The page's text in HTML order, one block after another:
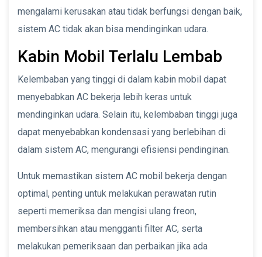
mengalami kerusakan atau tidak berfungsi dengan baik,
sistem AC tidak akan bisa mendinginkan udara.
Kabin Mobil Terlalu Lembab
Kelembaban yang tinggi di dalam kabin mobil dapat
menyebabkan AC bekerja lebih keras untuk
mendinginkan udara. Selain itu, kelembaban tinggi juga
dapat menyebabkan kondensasi yang berlebihan di
dalam sistem AC, mengurangi efisiensi pendinginan.
Untuk memastikan sistem AC mobil bekerja dengan
optimal, penting untuk melakukan perawatan rutin
seperti memeriksa dan mengisi ulang freon,
membersihkan atau mengganti filter AC, serta
melakukan pemeriksaan dan perbaikan jika ada